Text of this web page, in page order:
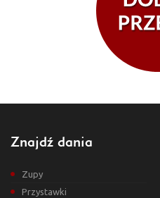
Znajdź dania
Zupy
Przystawki